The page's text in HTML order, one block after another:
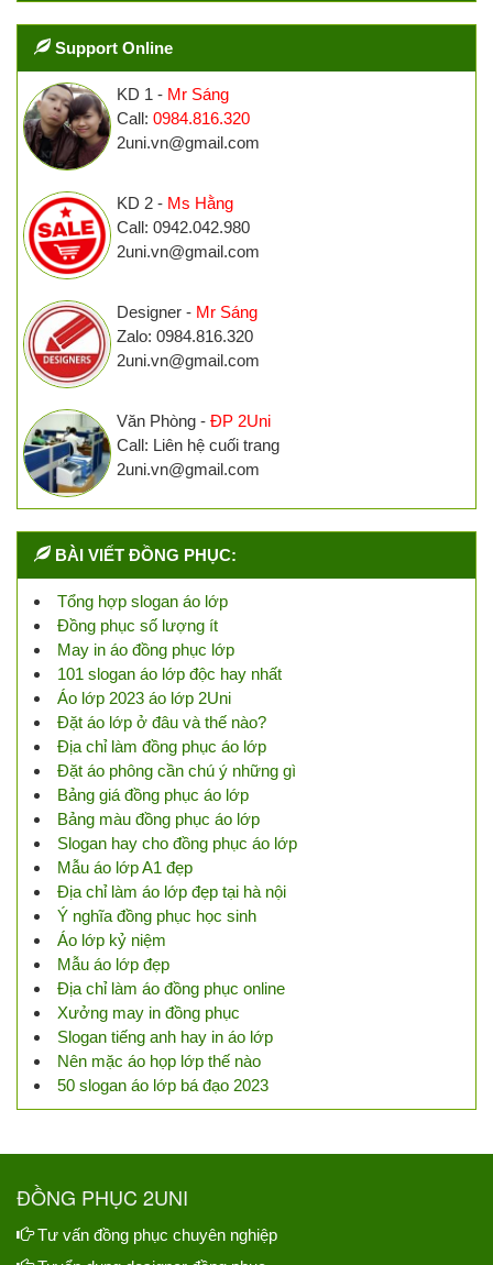
Support Online
KD 1 - Mr Sáng
Call: 0984.816.320
2uni.vn@gmail.com
KD 2 - Ms Hằng
Call: 0942.042.980
2uni.vn@gmail.com
Designer - Mr Sáng
Zalo: 0984.816.320
2uni.vn@gmail.com
Văn Phòng - ĐP 2Uni
Call: Liên hệ cuối trang
2uni.vn@gmail.com
BÀI VIẾT ĐỒNG PHỤC:
Tổng hợp slogan áo lớp
Đồng phục số lượng ít
May in áo đồng phục lớp
101 slogan áo lớp độc hay nhất
Áo lớp 2023 áo lớp 2Uni
Đặt áo lớp ở đâu và thế nào?
Địa chỉ làm đồng phục áo lớp
Đặt áo phông cần chú ý những gì
Bảng giá đồng phục áo lớp
Bảng màu đồng phục áo lớp
Slogan hay cho đồng phục áo lớp
Mẫu áo lớp A1 đẹp
Địa chỉ làm áo lớp đẹp tại hà nội
Ý nghĩa đồng phục học sinh
Áo lớp kỷ niệm
Mẫu áo lớp đẹp
Địa chỉ làm áo đồng phục online
Xưởng may in đồng phục
Slogan tiếng anh hay in áo lớp
Nên mặc áo họp lớp thế nào
50 slogan áo lớp bá đạo 2023
ĐỒNG PHỤC 2UNI
Tư vấn đồng phục chuyên nghiệp